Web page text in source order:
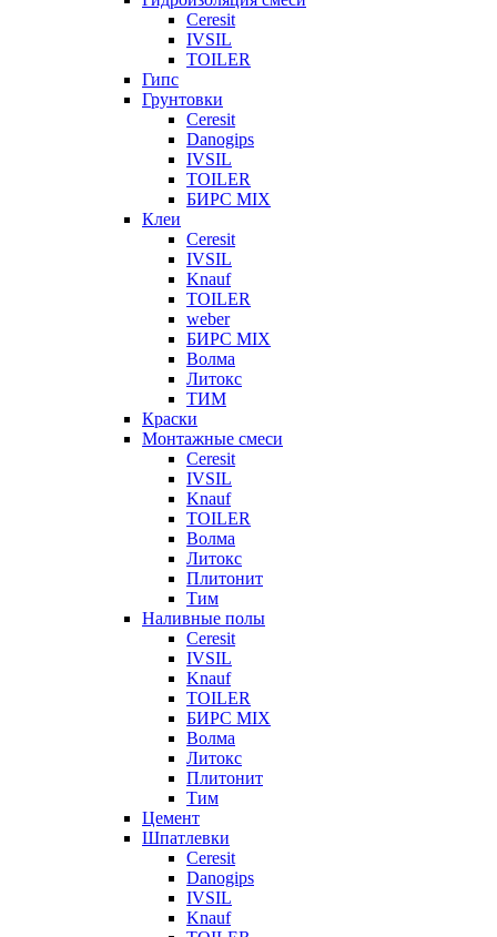
Ceresit
IVSIL
TOILER
Гипс
Грунтовки
Ceresit
Danogips
IVSIL
TOILER
БИРС MIX
Клеи
Ceresit
IVSIL
Knauf
TOILER
weber
БИРС MIX
Волма
Литокс
ТИМ
Краски
Монтажные смеси
Ceresit
IVSIL
Knauf
TOILER
Волма
Литокс
Плитонит
Тим
Наливные полы
Ceresit
IVSIL
Knauf
TOILER
БИРС MIX
Волма
Литокс
Плитонит
Тим
Цемент
Шпатлевки
Ceresit
Danogips
IVSIL
Knauf